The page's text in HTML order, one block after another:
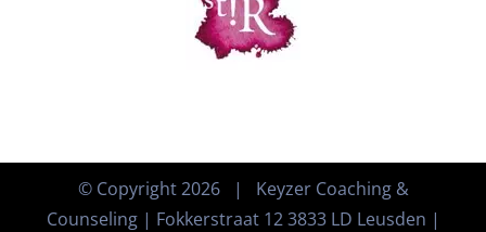
© Copyright2026 | Keyzer Coaching &
Counseling | Fokkerstraat 12 3833 LD Leusden |